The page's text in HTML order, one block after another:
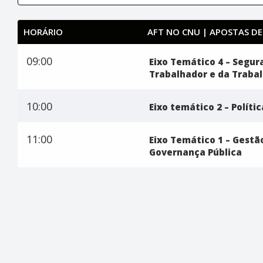
HORÁRIO AFT NO CNU | APOSTAS
09:00
Eixo Temático 4 –
Trabalhador e da
10:00 Eixo temático 2 –
11:00
Eixo Temático 1 –
Governança Pública